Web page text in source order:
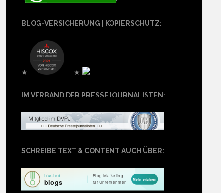
BLOG-VERSICHERUNG | KOPIERSCHUTZ:
★ ★
IM VERBAND DER PRESSEJOURNALISTEN:
SCHREIBE TEXT & CONTENT AUCH ÜBER: